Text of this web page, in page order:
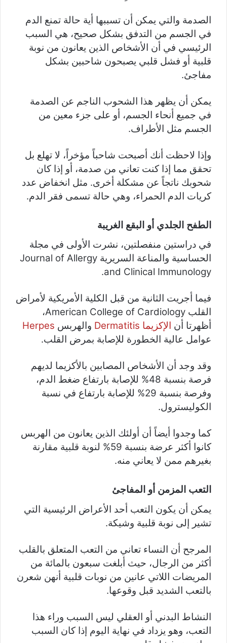
الصدمة والتي يمكن أن تسببها أية حالة تمنع الدم
في الجسم من التدفق بشكل صحيح، هي السبب
الرئيسي في أن الأشخاص الذين يعانون من نوبة
قلبية أو فشل قلبي يصبحون شاحبين بشكل
مفاجئ.
يمكن أن يظهر هذا الشحوب الناجم عن الصدمة
في جميع أنحاء الجسم، أو على جزء معين من
الجسم مثل الأطراف.
وإذا لاحظت أنك أصبحت شاحباً مؤخراً، لا تهلع بل
تحقق مما إذا كنت تعاني من صدمة، أو إذا كان
شحوبك ناتجاً عن مشكلة أخرى. مثل انخفاض عدد
كريات الدم الحمراء، وهي حالة تسمى فقر الدم.
الطفح الجلدي أو البقع الغريبة
في دراستين منفصلتين، نشرت الأولى في مجلة
الحساسية والمناعة السريرية Journal of Allergy
and Clinical Immunology.
فيما أجريت الثانية من قبل الكلية الأمريكية لأمراض
القلب American College of Cardiology،
أظهرتا أن الإكزيما Dermatitis والهربس Herpes
عوامل عالية الخطورة للإصابة بمرض القلب.
وقد وجد أن الأشخاص المصابين بالأكزيما لديهم
فرصة بنسبة 48% للإصابة بارتفاع ضغط الدم،
وفرصة بنسبة 29% للإصابة بارتفاع في نسبة
الكوليسترول.
كما وجدوا أيضاً أن أولئك الذين يعانون من الهربس
كانوا أكثر عرضة بنسبة 59% لنوبة قلبية مقارنة
بغيرهم ممن لا يعاني منه.
التعب المزمن أو المفاجئ
يمكن أن يكون التعب أحد الأعراض الرئيسية التي
تشير إلى نوبة قلبية وشيكة.
المرجح أن النساء تعاني من التعب المتعلق بالقلب
أكثر من الرجال، حيث أبلغت سبعون بالمائة من
المريضات اللاتي عانين من نوبات قلبية أنهن شعرن
بالتعب الشديد قبل وقوعها.
النشاط البدني أو العقلي ليس السبب وراء هذا
التعب، وهو يزداد في نهاية اليوم إذا كان السبب